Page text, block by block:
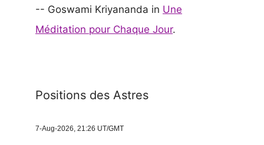
-- Goswami Kriyananda in Une
Méditation pour Chaque Jour.
Positions des Astres
7-Aug-2026, 21:26 UT/GMT